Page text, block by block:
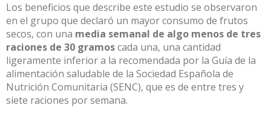
Los beneficios que describe este estudio se observaron
en el grupo que declaró un mayor consumo de frutos
secos, con una media semanal de algo menos de tres
raciones de 30 gramoscada una, una cantidad
ligeramente inferior a la recomendada por la Guía de la
alimentación saludable de la Sociedad Española de
Nutrición Comunitaria (SENC), que es de entre tres y
siete raciones por semana.